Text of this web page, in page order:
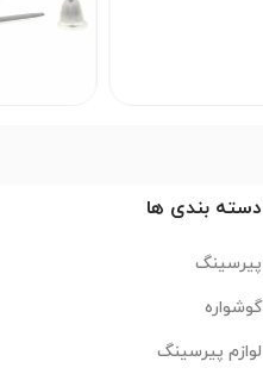
دسته بندی ها
پیرسینگ
گوشواره
لوازم پیرسینگ